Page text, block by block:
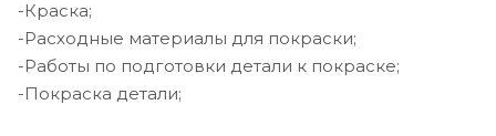
-Краска;
-Расходные материалы для покраски;
-Работы по подготовки детали к покраске;
-Покраска детали;